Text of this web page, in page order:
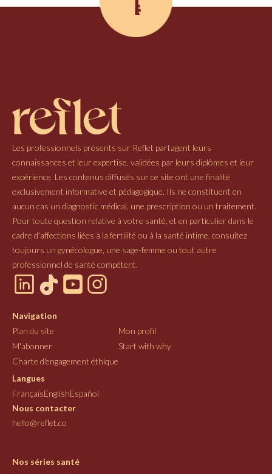
Les professionnels présents sur Reflet partagent leurs
connaissances et leur expertise, validées par leurs diplômes et leur
expérience. Les contenus diffusés sur ce site ont une finalité
exclusivement informative et pédagogique. Ils ne constituent en
aucun cas un diagnostic médical, une prescription ou un traitement.
Pour toute question relative à votre santé, et en particulier dans le
cadre d’affections liées à la fertilité ou à la santé intime, consultez
toujours un gynécologue, une sage-femme ou tout autre
professionnel de santé compétent.
Navigation
Plan du site
Mon profil
M'abonner
Start with why
Charte d'engagement éthique
Langues
FrançaisEnglishEspañol
Nous contacter
hello@reflet.co
Nos séries santé